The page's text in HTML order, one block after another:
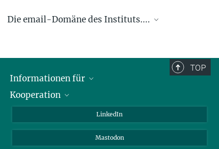
Die email-Domäne des Instituts....
TOP
Informationen für
Journalisten
Kooperation
Beutenberg Campus e.V.
LinkedIn
Mastodon